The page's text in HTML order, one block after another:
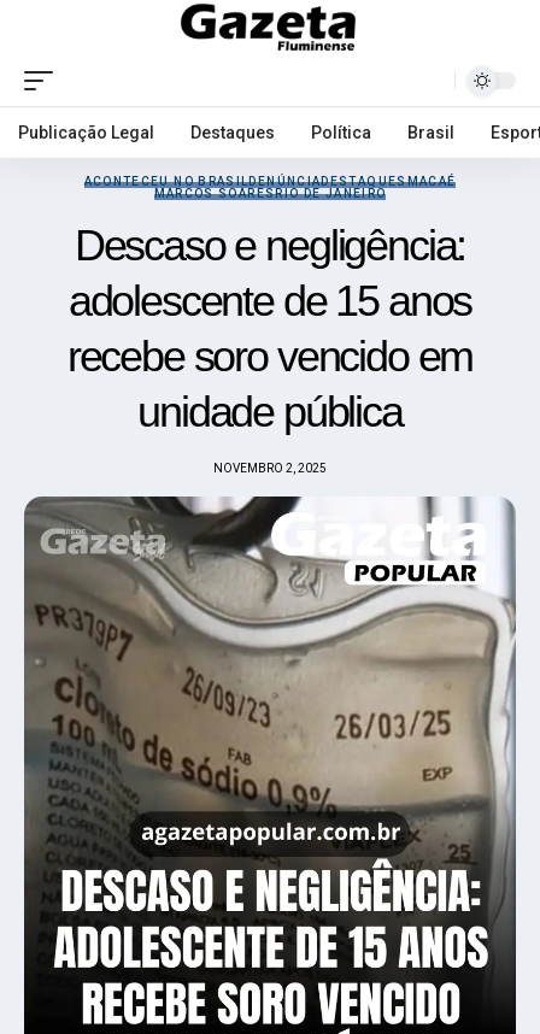
Publicação Legal Destaques Política Brasil
ACONTECEU NO BRASILDENÚNCIADESTAQUESMACAÉ
MARCOS SOARESRIO DE JANEIRO
Descaso e negligência:
adolescente de 15 anos
recebe soro vencido em
unidade pública
NOVEMBRO 2, 2025